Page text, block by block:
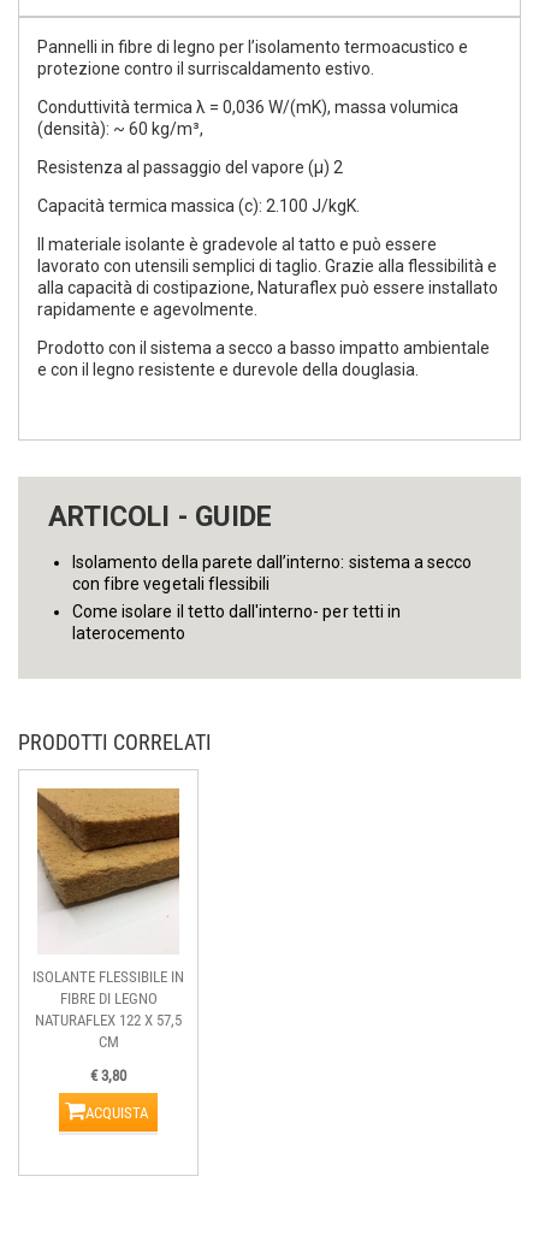
Pannelli in fibre di legno per l’isolamento termoacustico e
protezione contro il surriscaldamento estivo.
Conduttività termica λ = 0,036 W/(mK), massa volumica
(densità): ~ 60 kg/m³,
Resistenza al passaggio del vapore (µ) 2
Capacità termica massica (c): 2.100 J/kgK.
Il materiale isolante è gradevole al tatto e può essere
lavorato con utensili semplici di taglio. Grazie alla flessibilità e
alla capacità di costipazione, Naturaflex può essere installato
rapidamente e agevolmente.
Prodotto con il sistema a secco a basso impatto ambientale
e con il legno resistente e durevole della douglasia.
ARTICOLI - GUIDE
Isolamento della parete dall’interno: sistema a secco
con fibre vegetali flessibili
Come isolare il tetto dall'interno- per tetti in
laterocemento
PRODOTTI CORRELATI
ISOLANTE FLESSIBILE IN
FIBRE DI LEGNO
NATURAFLEX 122 X 57,5
CM
€ 3,80
ACQUISTA